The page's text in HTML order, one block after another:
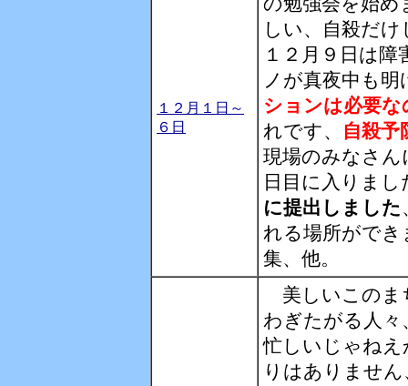
１２月１日～
６日
しい、自殺だ
１２月９日は
ノが真夜中も
ションは必要な
れです、
自殺予
現場のみなさ
日目に入りまし
に提出しました
れる場所がで
集、他。
美しいこのま
わぎたがる人
忙しいじゃね
りはありませ